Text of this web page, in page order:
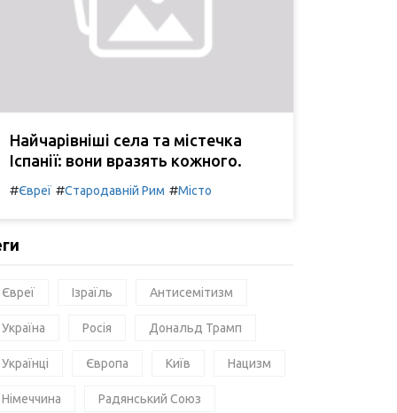
Найчарівніші села та містечка
Іспанії: вони вразять кожного.
#Євреї #Стародавній Рим #Місто
Євреї Ізраїль Антисемітизм
Україна Росія Дональд Трамп
Українці Європа Київ Нацизм
Німеччина Радянський Союз